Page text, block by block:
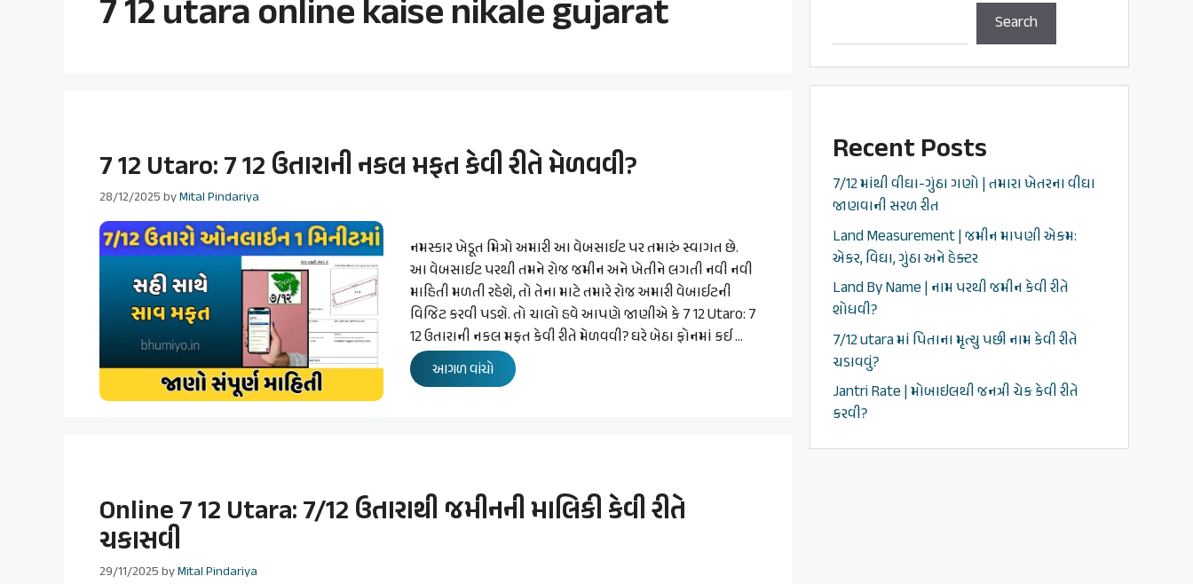
7 12 utara online kaise nikale gujarat
7 12 Utaro: 7 12 ઉતારાની નકલ મફત કેવી રીતે મેળવવી?
28/12/2025byMital Pindariya
નમસ્કાર ખેડૂત મિત્રો અમારી આ વેબસાઈટ પર તમારું સ્વાગત છે.
આ વેબસાઈટ પરથી તમને રોજ જમીન અને ખેતીને લગતી નવી નવી
માહિતી મળતી રહેશે, તો તેના માટે તમારે રોજ અમારી વેબાઈટની
વિજિટ કરવી પડશે. તો ચાલો હવે આપણે જાણીએ કે 7 12 Utaro: 7
12 ઉતારાની નકલ મફત કેવી રીતે મેળવવી? ઘરે બેઠા ફોનમાં કઈ …
આગળ વાંચો
Online 7 12 Utara: 7/12 ઉતારાથી જમીનની માલિકી કેવી રીતે
ચકાસવી
29/11/2025byMital Pindariya
Search
Recent Posts
7/12 માંથી વીઘા-ગુંઠા ગણો | તમારા ખેતરના વીઘા
જાણવાની સરળ રીત
Land Measurement | જમીન માપણી એકમ:
એકર, વિઘા, ગુંઠા અને હેક્ટર
Land By Name | નામ પરથી જમીન કેવી રીતે
શોધવી?
7/12 utara માં પિતાના મૃત્યુ પછી નામ કેવી રીતે
ચડાવવું?
Jantri Rate | મોબાઇલથી જનત્રી ચેક કેવી રીતે
કરવી?